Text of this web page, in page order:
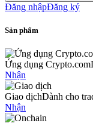
Đăng nhậpĐăng ký
Sản phẩm
Ứng dụng Crypto.com
Nhận
Giao dịchDành cho
Nhận